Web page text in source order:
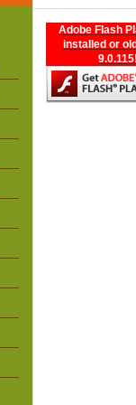
train decals
arts easter egg
doctype for email
studio by battat
templates art and the
period indianapolis
Adobe Flash
installed or
9.0.115!